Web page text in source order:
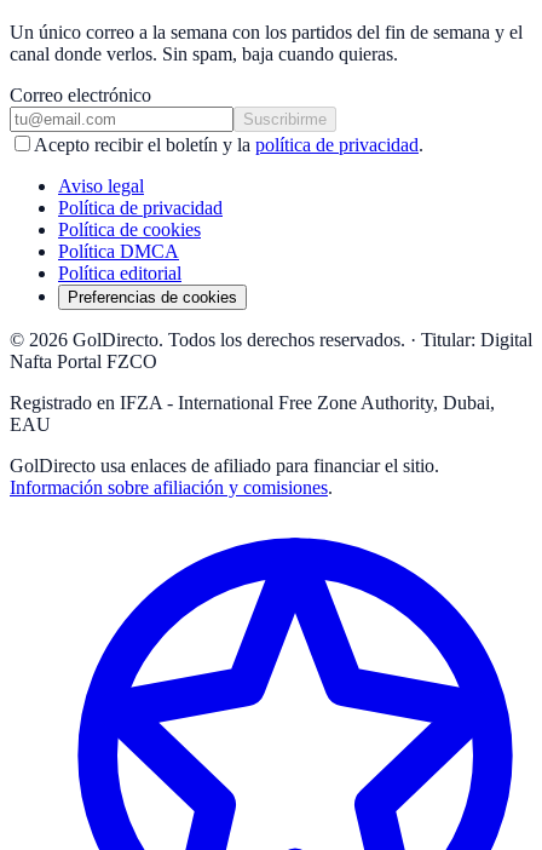
Un único correo a la semana con los partidos del fin de semana y el
canal donde verlos. Sin spam, baja cuando quieras.
Correo electrónico
Suscribirme
Acepto recibir el boletín y la política de privacidad.
Aviso legal
Política de privacidad
Política de cookies
Política DMCA
Política editorial
Preferencias de cookies
© 2026 GolDirecto. Todos los derechos reservados. · Titular: Digital
Nafta Portal FZCO
Registrado en IFZA - International Free Zone Authority, Dubai,
EAU
GolDirecto usa enlaces de afiliado para financiar el sitio.
Información sobre afiliación y comisiones.